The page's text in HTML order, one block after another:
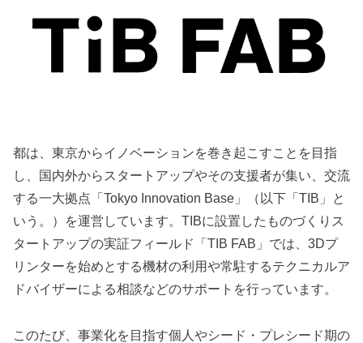
都は、東京からイノベーションを巻き起こすことを目指
し、国内外からスタートアップやその支援者が集い、交流
する一大拠点「Tokyo Innovation Base」（以下「TIB」と
いう。）を運営しています。TIBに設置したものづくりス
タートアップの実証フィールド「TIB FAB」では、3Dプ
リンターを始めとする機材の利用や常駐するテクニカルア
ドバイザーによる相談などのサポートを行っています。
このたび、事業化を目指す個人やシード・プレシード期の